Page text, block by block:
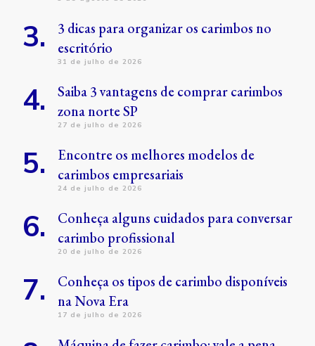
3 dicas para organizar os carimbos no
escritório
31 de julho de 2026
Saiba 3 vantagens de comprar carimbos
zona norte SP
27 de julho de 2026
Encontre os melhores modelos de
carimbos empresariais
24 de julho de 2026
Conheça alguns cuidados para conversar
carimbo profissional
20 de julho de 2026
Conheça os tipos de carimbo disponíveis
na Nova Era
17 de julho de 2026